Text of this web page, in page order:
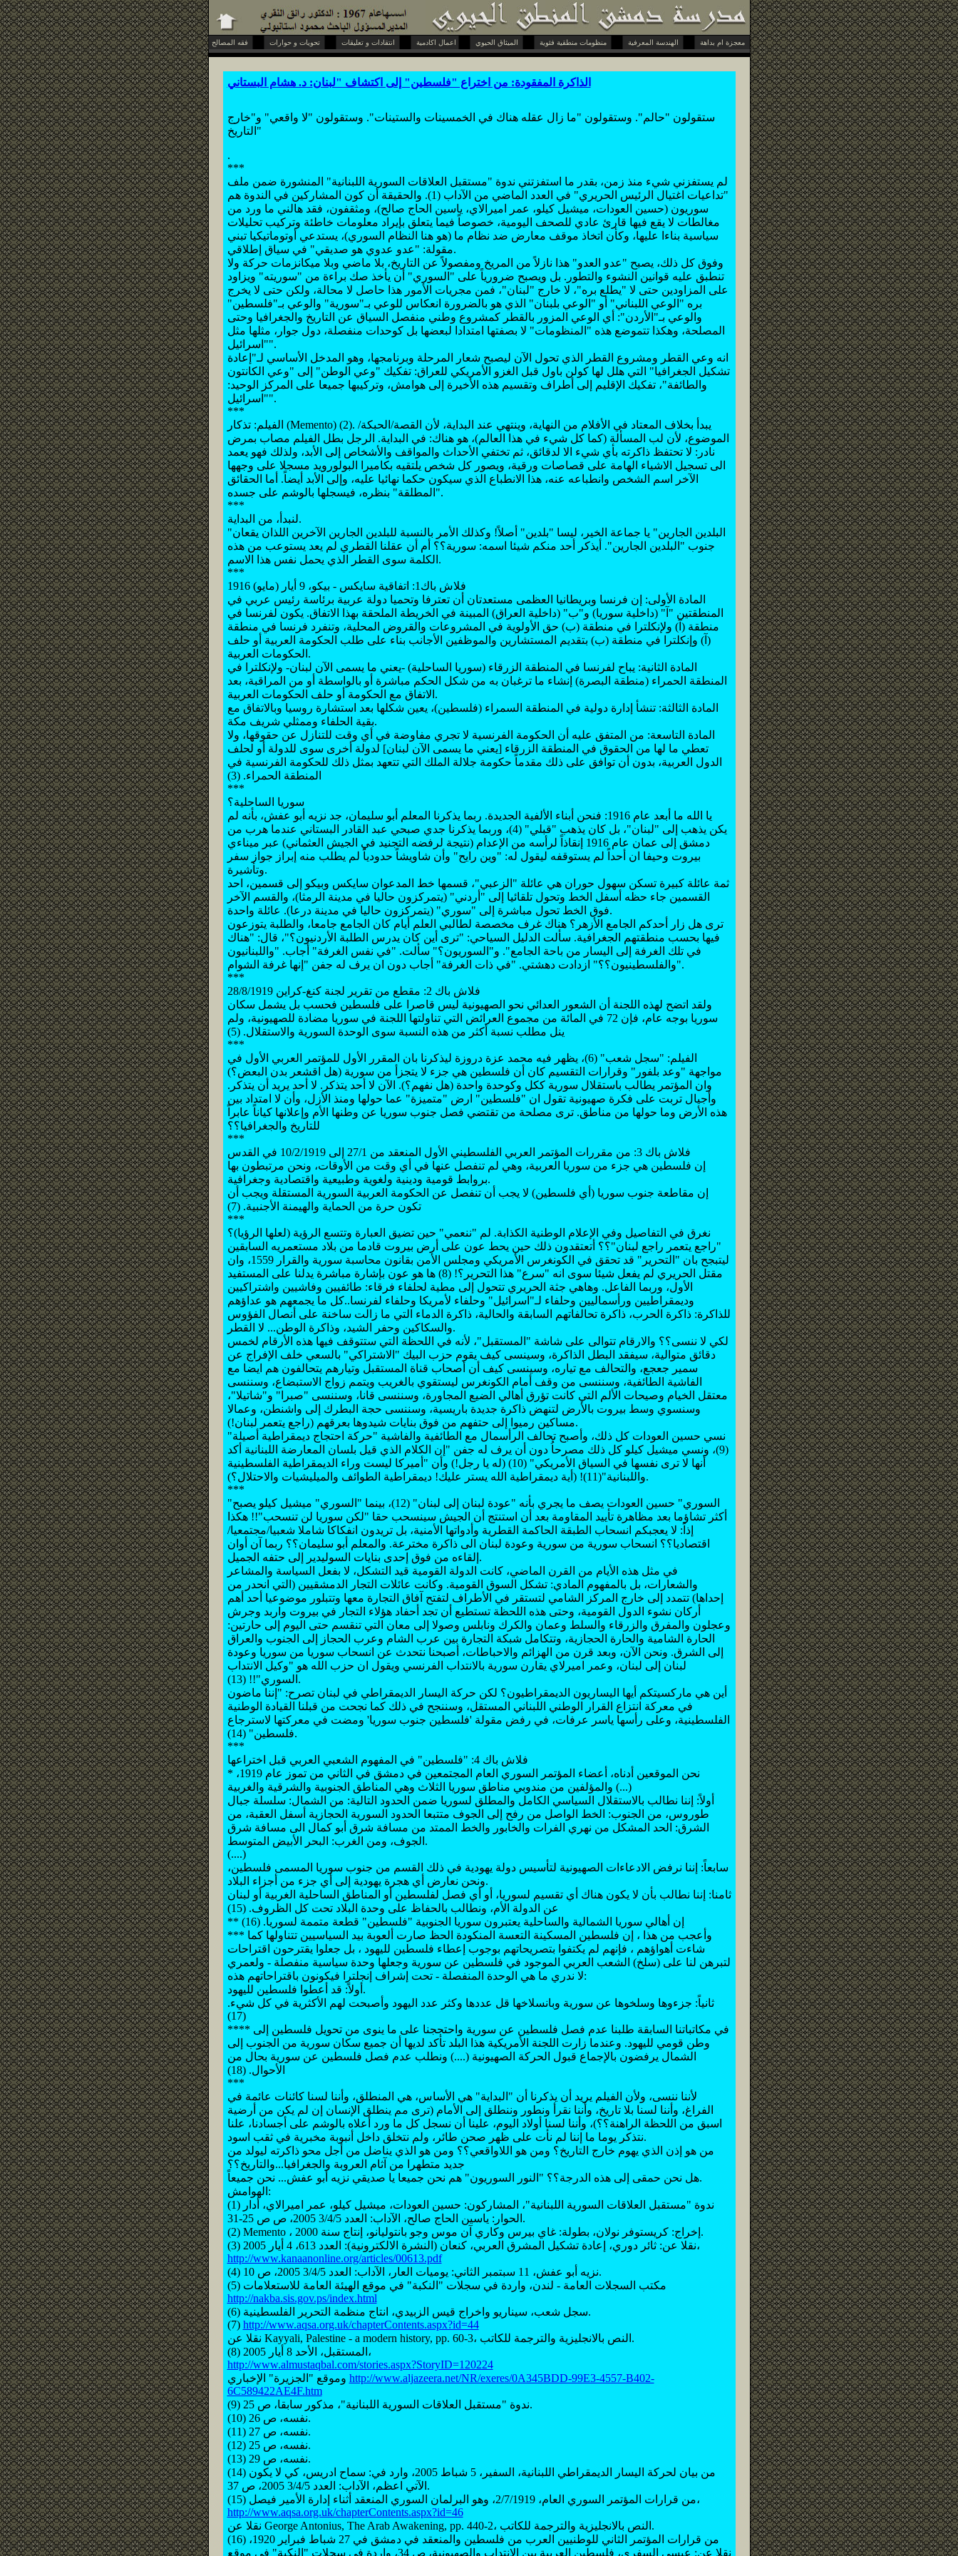
تحويات و حوارات اعمال اكادمية منظومات منطقية فئوية معجزة ام بداهة
الذاكرة المفقودة: من اختراع "فلسطين" إلى اكتشاف "لبنان: د. هشام البستاني
ستقولون "حالم". وستقولون "ما زال عقله هناك في الخمسينات والستينات". وستقولون "لا واقعي" و"خارج
التاريخ"
.
***
لم يستفزني شيء منذ زمن، بقدر ما استفزتني ندوة "مستقبل العلاقات السورية اللبنانية" المنشورة ضمن ملف
"تداعيات اغتيال الرئيس الحريري" في العدد الماضي من الآداب (1). والحقيقة أن كون المشاركين في الندوة هم
سوريون (حسين العودات، ميشيل كيلو، عمر اميرالاي، ياسين الحاج صالح)، ومثقفون، فقد هالني ما ورد من
مغالطات لا يقع فيها قارئ عادي للصحف اليومية، خصوصاً فيما يتعلق بإيراد معلومات خاطئة وتركيب تحليلات
سياسية بناءا عليها، وكأن اتخاذ موقف معارض ضد نظام ما (هو هنا النظام السوري)، يستدعي أوتوماتيكيا تبني
مقولة: "عدو عدوي هو صديقي" في سياق إطلاقي.
وفوق كل ذلك، يصبح "عدو العدو" هذا نازلاً من المريخ ومفصولاً عن التاريخ، بلا ماضي وبلا ميكانزمات حركة ولا
تنطبق عليه قوانين النشوء والتطور. بل ويصبح ضرورياً على "السوري" أن يأخذ صك براءة من "سوريته" ويزاود
على المزاودين حتى لا "يطلع بره"، لا خارج "لبنان"، فمن مجريات الأمور هذا حاصل لا محالة، ولكن حتى لا يخرج
بره "الوعي اللبناني" أو "الوعي بلبنان" الذي هو بالضرورة انعكاس للوعي بـ"سورية" والوعي بـ"فلسطين"
والوعي بـ"الأردن": أي الوعي المزور بالقطر كمشروع وطني منفصل السياق عن التاريخ والجغرافيا وحتى
المصلحة، وهكذا تتموضع هذه "المنظومات" لا بصفتها امتدادا لبعضها بل كوحدات منفصلة، دول جوار، مثلها مثل
"اسرائيل".
انه وعي القطر ومشروع القطر الذي تحول الآن ليصبح شعار المرحلة وبرنامجها، وهو المدخل الأساسي لـ"إعادة
تشكيل الجغرافيا" التي هلل لها كولن باول قبل الغزو الأمريكي للعراق: تفكيك "وعي الوطن" إلى "وعي الكانتون
والطائفة"، تفكيك الإقليم إلى أطراف وتقسيم هذه الأخيرة إلى هوامش، وتركيبها جميعا على المركز الوحيد:
"اسرائيل".
***
الفيلم: تذكار (Memento) (2). يبدأ بخلاف المعتاد في الأفلام من النهاية، وينتهي عند البداية، لأن القصة/الحبكة/
الموضوع، لأن لب المسألة (كما كل شيء في هذا العالم)، هو هناك: في البداية. الرجل بطل الفيلم مصاب بمرض
نادر: لا تحتفظ ذاكرته بأي شيء الا لدقائق، ثم تختفي الأحداث والمواقف والأشخاص إلى الأبد، ولذلك فهو يعمد
الى تسجيل الاشياء الهامة على قصاصات ورقية، ويصور كل شخص يلتقيه بكاميرا البولورويد مسجلا على وجهها
الآخر اسم الشخص وانطباعه عنه، هذا الانطباع الذي سيكون حكما نهائيا عليه، وإلى الأبد أيضاً. أما الحقائق
"المطلقة" بنظره، فيسجلها بالوشم على جسده.
***
لنبدأ، من البداية.
"البلدين الجارين" يا جماعة الخير، ليسا "بلدين" أصلاً! وكذلك الأمر بالنسبة للبلدين الجارين الآخرين اللذان يقعان
جنوب "البلدين الجارين". أيذكر أحد منكم شيئا اسمه: سورية؟؟ أم أن عقلنا القطري لم يعد يستوعب من هذه
الكلمة سوى القطر الذي يحمل نفس هذا الاسم.
***
فلاش باك1: اتفاقية سايكس - بيكو، 9 أيار (مايو) 1916
المادة الأولى: إن فرنسا وبريطانيا العظمى مستعدتان أن تعترفا وتحميا دولة عربية برئاسة رئيس عربي في
المنطقتين "آ" (داخلية سوريا) و"ب" (داخلية العراق) المبينة في الخريطة الملحقة بهذا الاتفاق. يكون لفرنسا في
منطقة (آ) ولإنكلترا في منطقة (ب) حق الأولوية في المشروعات والقروض المحلية، وتنفرد فرنسا في منطقة
(آ) وإنكلترا في منطقة (ب) بتقديم المستشارين والموظفين الأجانب بناء على طلب الحكومة العربية أو حلف
الحكومات العربية.
المادة الثانية: يباح لفرنسا في المنطقة الزرقاء (سوريا الساحلية) -يعني ما يسمى الآن لبنان- ولإنكلترا في
المنطقة الحمراء (منطقة البصرة) إنشاء ما ترغبان به من شكل الحكم مباشرة أو بالواسطة أو من المراقبة، بعد
الاتفاق مع الحكومة أو حلف الحكومات العربية.
المادة الثالثة: تنشأ إدارة دولية في المنطقة السمراء (فلسطين)، يعين شكلها بعد استشارة روسيا وبالاتفاق مع
بقية الحلفاء وممثلي شريف مكة.
المادة التاسعة: من المتفق عليه أن الحكومة الفرنسية لا تجري مفاوضة في أي وقت للتنازل عن حقوقها، ولا
تعطي ما لها من الحقوق في المنطقة الزرقاء [يعني ما يسمى الآن لبنان] لدولة أخرى سوى للدولة أو لحلف
الدول العربية، بدون أن توافق على ذلك مقدماً حكومة جلالة الملك التي تتعهد بمثل ذلك للحكومة الفرنسية في
المنطقة الحمراء. (3)
***
سوريا الساحلية؟
يا الله ما أبعد عام 1916: فنحن أبناء الألفية الجديدة. ربما يذكرنا المعلم أبو سليمان، جد نزيه أبو عفش، بأنه لم
يكن يذهب إلى "لبنان"، بل كان يذهب "قبلي" (4)، وربما يذكرنا جدي صبحي عبد القادر البستاني عندما هرب من
دمشق إلى عمان عام 1916 إنقاذاً لرأسه من الإعدام (نتيجة لرفضه التجنيد في الجيش العثماني) عبر ميناءي
بيروت وحيفا ان أحداً لم يستوقفه ليقول له: "وين رايح" وأن شاويشاً حدودياً لم يطلب منه إبراز جواز سفر
وتأشيرة.
ثمة عائلة كبيرة تسكن سهول حوران هي عائلة "الزعبي"، قسمها خط المدعوان سايكس وبيكو إلى قسمين، احد
القسمين جاء حظه أسفل الخط وتحول تلقائيا إلى "أردني" (يتمركزون حاليا في مدينة الرمثا)، والقسم الآخر
فوق الخط تحول مباشرة إلى "سوري" (يتمركزون حاليا في مدينة درعا). عائلة واحدة.
ترى هل زار أحدكم الجامع الأزهر؟ هناك غرف مخصصة لطالبي العلم أيام كان الجامع جامعا، والطلبة يتوزعون
فيها بحسب منطقتهم الجغرافية. سألت الدليل السياحي: "ترى أين كان يدرس الطلبة الأردنيون؟"، قال: "هناك
في تلك الغرفة إلى اليسار من باحة الجامع". و"السوريون؟" سألت. "في نفس الغرفة" أجاب. "واللبنانيون
والفلسطينيون؟؟" ازدادت دهشتي. "في ذات الغرفة" أجاب دون ان يرف له جفن "إنها غرفة الشوام".
***
فلاش باك 2: مقطع من تقرير لجنة كنغ-كراين 28/8/1919
ولقد اتضح لهذه اللجنة أن الشعور العدائي نحو الصهيونية ليس قاصرا على فلسطين فحسب بل يشمل سكان
سوريا بوجه عام، فإن 72 في المائة من مجموع العرائض التي تناولتها اللجنة في سوريا مضادة للصهيونية، ولم
ينل مطلب نسبة أكثر من هذه النسبة سوى الوحدة السورية والاستقلال. (5)
***
الفيلم: "سجل شعب" (6)، يظهر فيه محمد عزة دروزة ليذكرنا بان المقرر الأول للمؤتمر العربي الأول في
مواجهة "وعد بلفور" وقرارات التقسيم كان أن فلسطين هي جزء لا يتجزأ من سورية (هل اقشعر بدن البعض؟)
وان المؤتمر يطالب باستقلال سورية ككل وكوحدة واحدة (هل نفهم؟). الآن لا أحد يتذكر. لا أحد يريد أن يتذكر.
وأجيال تربت على فكرة صهيونية تقول ان "فلسطين" ارض "متميزة" عما حولها ومنذ الأزل، وأن لا امتداد بين
هذه الأرض وما حولها من مناطق. ترى مصلحة من تقتضي فصل جنوب سوريا عن وطنها الأم وإعلانها كياناً عابراً
للتاريخ والجغرافيا؟؟
***
فلاش باك 3: من مقررات المؤتمر العربي الفلسطيني الأول المنعقد من 27/1 إلى 10/2/1919 في القدس
إن فلسطين هي جزء من سوريا العربية، وهي لم تنفصل عنها في أي وقت من الأوقات، ونحن مرتبطون بها
بروابط قومية ودينية ولغوية وطبيعية واقتصادية وجغرافية.
إن مقاطعة جنوب سوريا (أي فلسطين) لا يجب أن تنفصل عن الحكومة العربية السورية المستقلة ويجب أن
تكون حرة من الحماية والهيمنة الأجنبية. (7)
***
نغرق في التفاصيل وفي الإعلام الوطنية الكذابة. لم "ننعمي" حين تضيق العبارة وتتسع الرؤية (لعلها الرؤيا)؟
"راجع يتعمر راجع لبنان"؟؟ أتعتقدون ذلك حين يحط عون على أرض بيروت قادما من بلاد مستعمريه السابقين
ليتبجح بان "التحرير" قد تحقق في الكونغرس الأمريكي ومجلس الأمن بقانون محاسبة سورية والقرار 1559، وان
مقتل الحريري لم يفعل شيئا سوى انه "سرع" هذا التحرير؟! (8) ها هو عون بإشارة مباشرة يدلنا على المستفيد
الأول، وربما الفاعل. وهاهي جثة الحريري تتحول إلى مطية لحلفاء فرقاء: طائفيين وفاشيين واشتراكيين
وديمقراطيين ورأسماليين وحلفاء لـ"اسرائيل" وحلفاء لأمريكا وحلفاء لفرنسا..كل ما يجمعهم هو عداؤهم
للذاكرة: ذاكرة الحرب، ذاكرة تحالفاتهم السابقة والحالية، ذاكرة الدماء التي ما زالت ساخنة على أنصال الفؤوس
والسكاكين وحفر الشيد، وذاكرة الوطن... لا القطر.
لكي لا ننسى؟؟ والارقام تتوالى على شاشة "المستقبل"، لأنه في اللحظة التي ستتوقف فيها هذه الأرقام لخمس
دقائق متوالية، سيفقد البطل الذاكرة، وسينسى كيف يقوم حزب البيك "الاشتراكي" بالسعي خلف الإفراج عن
سمير جعجع، والتحالف مع تياره، وسينسى كيف أن أصحاب قناة المستقبل وتيارهم يتحالفون هم ايضا مع
الفاشية الطائفية، وسننسى من وقف أمام الكونغرس ليستقوي بالغريب ويتمم زواج الاستبضاع، وسننسى
معتقل الخيام وصيحات الألم التي كانت تؤرق أهالي الضيع المجاورة، وسننسى قانا، وسننسى "صبرا" و"شاتيلا"،
وسنسوي وسط بيروت بالأرض لتنهض ذاكرة جديدة باريسية، وسننسى حجة البطرك إلى واشنطن، وعمالا
مساكين رميوا إلى حتفهم من فوق بنايات شيدوها بعرقهم (راجع يتعمر لبنان!).
نسي حسين العودات كل ذلك، وأصبح تحالف الرأسمال مع الطائفية والفاشية "حركة احتجاج ديمقراطية أصيلة"
(9)، ونسي ميشيل كيلو كل ذلك مصرحاُ دون أن يرف له جفن "إن الكلام الذي قيل بلسان المعارضة اللبنانية أكد
أنها لا ترى نفسها في السياق الأمريكي" (10) (له يا رجل!) وأن "أميركا ليست وراء الديمقراطية الفلسطينية
واللبنانية"(11)! (أية ديمقراطية الله يستر عليك! ديمقراطية الطوائف والميليشيات والاحتلال؟).
***
"السوري" حسين العودات يصف ما يجري بأنه "عودة لبنان إلى لبنان" (12)، بينما "السوري" ميشيل كيلو يصبح
أكثر تشاؤما بعد مظاهرة تأييد المقاومة بعد أن استنتج أن الجيش سينسحب حقا "لكن سوريا لن تنسحب"!! هكذا
إذاً: لا يعجبكم انسحاب الطبقة الحاكمة القطرية وأدواتها الأمنية، بل تريدون انفكاكا شاملا شعبيا/مجتمعيا/
اقتصاديا؟؟ انسحاب سورية من سورية وعودة لبنان الى ذاكرة مخترعة. والمعلم أبو سليمان؟؟ ربما آن أوان
إلقاءه من فوق إحدى بنايات السوليدير إلى حتفه الجميل.
في مثل هذه الأيام من القرن الماضي، كانت الدولة القومية قيد التشكل، لا بفعل السياسة والمشاعر
والشعارات، بل بالمفهوم المادي: تشكل السوق القومية. وكانت عائلات التجار الدمشقيين (التي انحدر من
إحداها) تتمدد إلى خارج المركز الشامي لتستقر في الأطراف لتفتح آفاق التجارة معها وتتبلور موضوعيا أحد أهم
أركان نشوء الدول القومية، وحتى هذه اللحظة تستطيع أن تجد أحفاد هؤلاء التجار في بيروت واربد وجرش
وعجلون والمفرق والزرقاء والسلط وعمان والكرك ونابلس وصولا إلى معان التي تنقسم حتى اليوم إلى حارتين:
الحارة الشامية والحارة الحجازية، وتتكامل شبكة التجارة بين عرب الشام وعرب الحجاز إلى الجنوب والعراق
إلى الشرق. ونحن الآن، وبعد قرن من الهزائم والاحباطات، أصبحنا نتحدث عن انسحاب سوريا من سوريا وعودة
لبنان إلى لبنان، وعمر اميرلاي يقارن سورية بالانتداب الفرنسي ويقول ان حزب الله هو "وكيل الانتداب
السوري"!! (13).
أين هي ماركسيتكم أيها اليساريون الديمقراطيون؟ لكن حركة اليسار الديمقراطي في لبنان تصرح: "إننا ماضون
في معركة انتزاع القرار الوطني اللبناني المستقل، وسننجح في ذلك كما نجحت من قبلنا القيادة الوطنية
الفلسطينية، وعلى رأسها ياسر عرفات، في رفض مقولة 'فلسطين جنوب سوريا' ومضت في معركتها لاسترجاع
فلسطين" (14).
***
فلاش باك 4: "فلسطين" في المفهوم الشعبي العربي قبل اختراعها
* نحن الموقعين أدناه، أعضاء المؤتمر السوري العام المجتمعين في دمشق في الثاني من تموز عام 1919،
والمؤلفين من مندوبي مناطق سوريا الثلاث وهي المناطق الجنوبية والشرقية والغربية (...)
أولاً: إننا نطالب بالاستقلال السياسي الكامل والمطلق لسوريا ضمن الحدود التالية: من الشمال: سلسلة جبال
طوروس، من الجنوب: الخط الواصل من رفح إلى الجوف متتبعا الحدود السورية الحجازية أسفل العقبة، من
الشرق: الحد المشكل من نهري الفرات والخابور والخط الممتد من مسافة شرق أبو كمال الى مسافة شرق
الجوف، ومن الغرب: البحر الأبيض المتوسط.
(....)
سابعاً: إننا نرفض الادعاءات الصهيونية لتأسيس دولة يهودية في ذلك القسم من جنوب سوريا المسمى فلسطين،
ونحن نعارض أي هجرة يهودية إلى أي جزء من أجزاء البلاد.
ثامنا: إننا نطالب بأن لا يكون هناك أي تقسيم لسوريا، أو أي فصل لفلسطين أو المناطق الساحلية الغربية أو لبنان
عن الدولة الأم، ونطالب بالحفاظ على وحدة البلاد تحت كل الظروف. (15)
** إن أهالي سوريا الشمالية والساحلية يعتبرون سوريا الجنوبية "فلسطين" قطعة متممة لسوريا. (16)
*** وأعجب من هذا ، إن فلسطين المسكينة التعسة المنكودة الحظ صارت ألعوبة بيد السياسيين تتناولها كما
شاءت أهواؤهم ، فإنهم لم يكتفوا بتصريحاتهم بوجوب إعطاء فلسطين لليهود ، بل جعلوا يقترحون اقتراحات
لتبرهن لنا على (سلخ) الشعب العربي الموجود في فلسطين عن سورية وجعلها وحدة سياسية منفصلة - ولعمري
لا ندري ما هي الوحدة المنفصلة - تحت إشراف إنجلترا فيكونون باقتراحاتهم هذه:
أولاً: قد أعطوا فلسطين لليهود.
ثانياً: جزءوها وسلخوها عن سورية وبانسلاخها قل عددها وكثر عدد اليهود وأصبحت لهم الأكثرية في كل شيء.
(17)
**** في مكاتباتنا السابقة طلبنا عدم فصل فلسطين عن سورية واحتججنا على ما ينوى من تحويل فلسطين إلى
وطن قومي لليهود. وعندما زارت اللجنة الأمريكية هذا البلد تأكد لديها أن جميع سكان سورية من الجنوب إلى
الشمال يرفضون بالإجماع قبول الحركة الصهيونية (....) ونطلب عدم فصل فلسطين عن سورية بحال من
الأحوال. (18)
***
لأننا ننسى، ولأن الفيلم يريد أن يذكرنا أن "البداية" هي الأساس، هي المنطلق، وأننا لسنا كائنات عائمة في
الفراغ، وأننا لسنا بلا تاريخ، وأننا نقرأ ونطور وننطلق إلى الأمام (ترى مم ينطلق الإنسان إن لم يكن من أرضية
اسبق من اللحظة الراهنة؟؟)، وأننا لسنا أولاد اليوم، علينا أن نسجل كل ما ورد أعلاه بالوشم على أجسادنا، علنا
نتذكر يوما ما إننا لم نأت على ظهر صحن طائر، ولم نتخلق داخل أنبوبة مخبرية في ثقب اسود.
من هو إذن الذي يهوم خارج التاريخ؟ ومن هو اللاواقعي؟؟ ومن هو الذي يناضل من أجل محو ذاكرته ليولد من
جديد متطهرا من آثام العروبة والجغرافيا...والتاريخ؟؟
هل نحن حمقى إلى هذه الدرجة؟؟ "النور السوريون" هم نحن جميعا يا صديقي نزيه أبو عفش... نحن جميعاً.
الهوامش:
(1) ندوة "مستقبل العلاقات السورية اللبنانية"، المشاركون: حسين العودات، ميشيل كيلو، عمر اميرالاي، أدار
الحوار: ياسين الحاج صالح، الآداب: العدد 3/4/5 2005، ص ص 25-31.
(2) Memento ، إخراج: كريستوفر نولان، بطولة: غاي بيرس وكاري آن موس وجو بانتوليانو، إنتاج سنة 2000.
(3) نقلا عن: ثائر دوري، إعادة تشكيل المشرق العربي، كنعان (النشرة الالكترونية): العدد 613، 4 أيار 2005،
http://www.kanaanonline.org/articles/00613.pdf
(4) نزيه أبو عفش، 11 سبتمبر الثاني: يوميات العار، الآداب: العدد 3/4/5 2005، ص 10.
(5) مكتب السجلات العامة - لندن، واردة في سجلات "النكبة" في موقع الهيئة العامة للاستعلامات
http://nakba.sis.gov.ps/index.html
(6) سجل شعب، سيناريو واخراج قيس الزبيدي، انتاج منظمة التحرير الفلسطينية.
(7) http://www.aqsa.org.uk/chapterContents.aspx?id=44
نقلا عن Kayyali, Palestine - a modern history, pp. 60-3، النص بالانجليزية والترجمة للكاتب.
(8) المستقبل، الأحد 8 أيار 2005،
http://www.almustaqbal.com/stories.aspx?StoryID=120224
http://www.aljazeera.net/NR/exeres/0A345BDD-99E3-4557-B402-
6C589422AE4F.htm
(9) ندوة "مستقبل العلاقات السورية اللبنانية"، مذكور سابقا، ص 25.
(10) نفسه، ص 26.
(11) نفسه، ص 27.
(12) نفسه، ص 25.
(13) نفسه، ص 29.
(14) من بيان لحركة اليسار الديمقراطي اللبنانية، السفير، 5 شباط 2005، وارد في: سماح ادريس، كي لا يكون
الآتي اعظم، الآداب: العدد 3/4/5 2005، ص 37.
(15) من قرارات المؤتمر السوري العام، 2/7/1919، وهو البرلمان السوري المنعقد أثناء إدارة الأمير فيصل،
http://www.aqsa.org.uk/chapterContents.aspx?id=46
نقلا عن George Antonius, The Arab Awakening, pp. 440-2، النص بالانجليزية والترجمة للكاتب.
(16) من قرارات المؤتمر الثاني للوطنيين العرب من فلسطين والمنعقد في دمشق في 27 شباط فبراير 1920،
نقلا عن: عيسى السفري، فلسطين العربية بين الانتداب والصهيونية، ص 34، واردة في سجلات "النكبة" في موقع